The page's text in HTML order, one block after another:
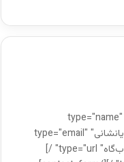
[contact-form][contact-field label="نام" type="name"
required="true" /][contact-field label="رایانشانی" type="email"
required="true" /][contact-field label="وب‌گاه" type="url" /]